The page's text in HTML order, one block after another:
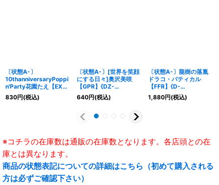
〔状態A-〕
10thanniversaryPoppi
n'Party花園たえ【EX】
{DZ-BT10/EX02}《そ
の他》
830円(税込)
〔状態A-〕[世界を笑顔
にする日々]奥沢美咲
【GPR】{DZ-
TBP01/GPR25}
《BanGDream!》
640円(税込)
〔状態A-〕龍樹の落胤
ドラコ・バティカル
【FFR】{D-
BT09/FFR03}《ドラゴ
ンエンパイア》
1,880円(税込)
※コチラの在庫数は通販の在庫数となります。各店頭との在
庫とは異なります。
商品の状態表記についての詳細はこちら（初めて購入される
方は必ずご確認下さい）